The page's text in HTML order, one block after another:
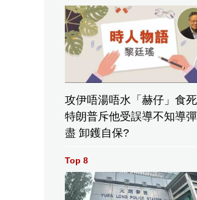
攻伊唔湯唔水「赫仔」食
特朗普斥他受誤導不知導
盡 卸鑊自保?
Top 8